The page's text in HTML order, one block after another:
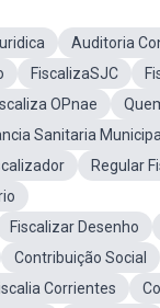
Auditoria
FiscalizaSJC
OPnae
Sanitaria Municipal
Regular
Fiscalizar Desenho
Contribuição Social
Corrientes